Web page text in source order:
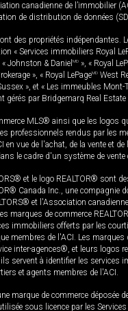
canadienne de l’immobilier
de distribution de données
des propriétés indépendantes.
« Services immobiliers Royal
Johnston & Daniel MD », « Royal
», « Royal LePageMD West
», et « Les immeubles Mont-
gérés par Bridgemarq Real Estate
MLS® ainsi que les logos
professionnels rendus par les
en vue de l'achat, de la vente et
le cadre d'un système de vente
et le logo REALTOR® sont
Canada Inc., une compagnie
et l'Association
marques de commerce
immobiliers offerts par les
membres de l'ACI. Les
inter-agences®, et leurs logos
ils servent à identifier les services
et agents membres de l'ACI.
marque de commerce déposée
sous licence par les